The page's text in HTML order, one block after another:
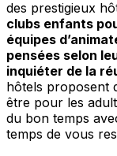
des prestigieux
clubs enfants
équipes
pensées selon
inquiéter de la
hôtels proposent
être pour les
du bon temps
temps de vous